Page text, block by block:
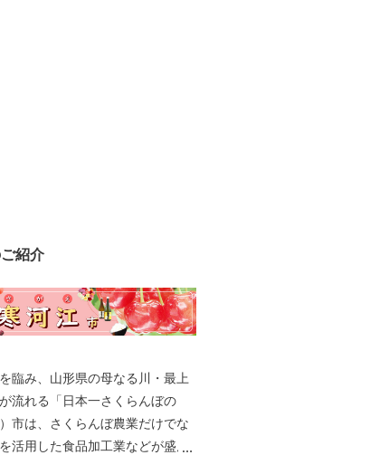
紹介
臨み、山形県の母なる川・最上
流れる「日本一さくらんぼの
市は、さくらんぼ農業だけでな
活用した食品加工業などが盛ん